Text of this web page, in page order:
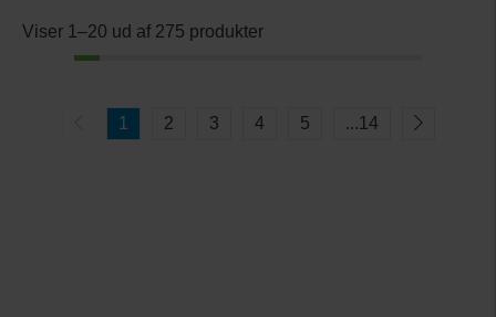
Viser 1–20 ud af 275 produkter
1 2 3 4 5 ...14